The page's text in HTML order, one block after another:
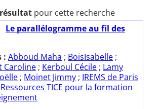
pour cette recherche
Le parallélogramme au fil des
: Abboud Maha ; BoisIsabelle ;
Caroline ; Kerboul Cécile ; Lamy
; Moinet Jimmy ; IREMS de Paris
TICE pour la formation